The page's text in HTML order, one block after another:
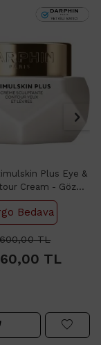
Plus Eye &
Cream - Göz
Bakım Kremi
15ml
Bedava
TL
TL